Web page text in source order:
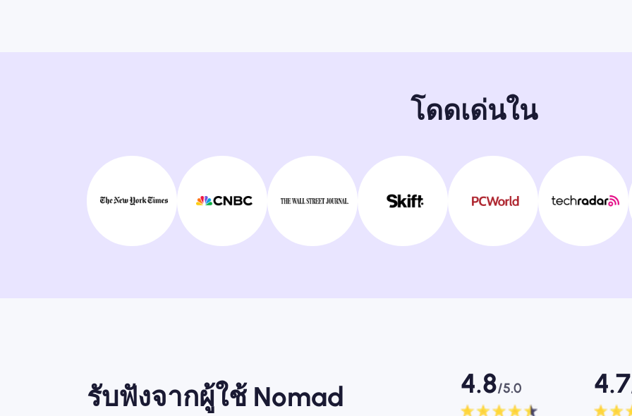
โดดเด่นใน
รับฟังจากผู้ใช้ Nomad 4.8/5.0 4.7